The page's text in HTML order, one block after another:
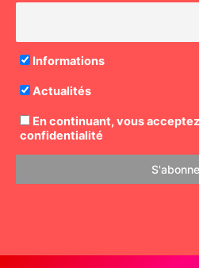
Informations
Actualités
En continuant, vous
confidentialité